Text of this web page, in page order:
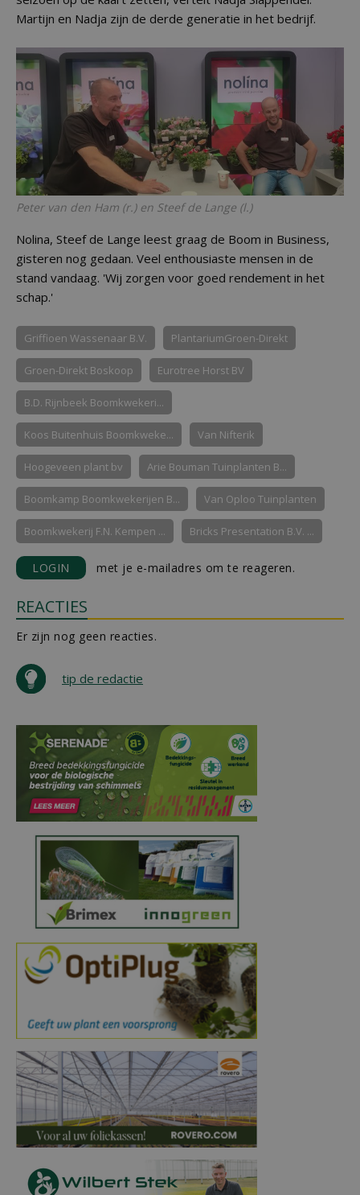
Martijn en Nadja zijn de derde generatie in het bedrijf.
Peter van den Ham (r.) en Steef de Lange (l.)
Nolina, Steef de Lange leest graag de Boom in Business,
gisteren nog gedaan. Veel enthousiaste mensen in de
stand vandaag. 'Wij zorgen voor goed rendement in het
schap.'
Griffioen Wassenaar B.V. PlantariumGroen-Direkt
Groen-Direkt Boskoop Eurotree Horst BV
B.D. Rijnbeek Boomkwekeri...
Koos Buitenhuis Boomkweke... Van Nifterik
Hoogeveen plant bv Arie Bouman Tuinplanten B...
Boomkamp Boomkwekerijen B... Van Oploo Tuinplanten
Boomkwekerij F.N. Kempen ... Bricks Presentation B.V. ...
LOGIN met je e-mailadres om te reageren.
REACTIES
Er zijn nog geen reacties.
tip de redactie